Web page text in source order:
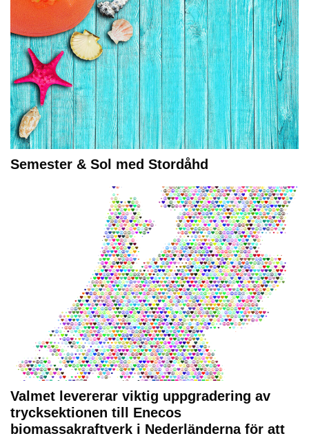
Semester & Sol med Stordåhd
Valmet levererar viktig uppgradering av
trycksektionen till Enecos
biomassakraftverk i Nederländerna för att